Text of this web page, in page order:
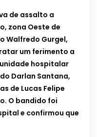
de assalto a
zona Oeste de
Walfredo Gurgel,
um ferimento a
hospitalar
Darlan Santana,
de Lucas Felipe
O bandido foi
e confirmou que